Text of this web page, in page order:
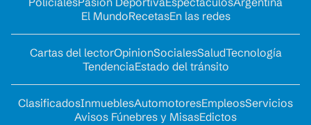
El MundoRecetasEn las redes
Cartas del lectorOpinionSocialesSaludTecnología
TendenciaEstado del tránsito
ClasificadosInmueblesAutomotoresEmpleosServicios
Avisos Fúnebres y MisasEdictos